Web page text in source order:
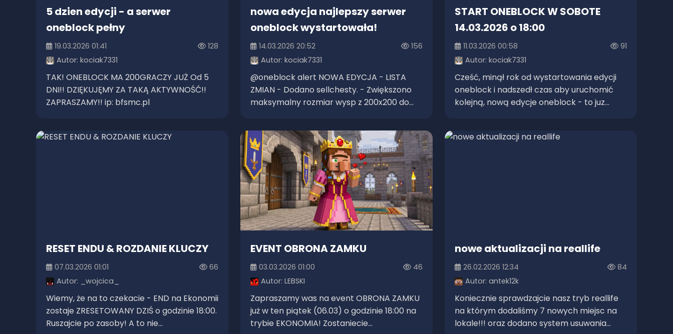
5 dzien edycji - a serwer
oneblock pełny
19.03.2026 01:41
128
Autor: kociak7331
TAK! ONEBLOCK MA 200GRACZY JUŻ Od 5
DNI!! DZIĘKUJĘMY ZA TAKĄ AKTYWNOŚĆ!!
ZAPRASZAMY!! ip: bfsmc.pl
nowa edycja najlepszy serwer
oneblock wystartowała!
14.03.2026 20:52
156
Autor: kociak7331
@oneblock alert NOWA EDYCJA - LISTA
ZMIAN - Dodano sellchesty. - Zwiększono
maksymalny rozmiar wysp z 200x200 do...
START ONEBLOCK W SOBOTE
14.03.2026 o 18:00
11.03.2026 00:58
91
Autor: kociak7331
Cześć, minął rok od wystartowania edycji
oneblock i nadszedł czas aby uruchomić
kolejną, nową edycje oneblock - to juz...
RESET ENDU & ROZDANIE KLUCZY
07.03.2026 01:01
66
Autor:
_wojcica_
Wiemy, że na to czekacie - END na Ekonomii
zostaje ZRESETOWANY DZIŚ o godzinie 18:00.
Ruszajcie po zasoby! A to nie...
EVENT OBRONA ZAMKU
03.03.2026 01:00
46
Autor: LEBSKI
Zapraszamy was na event OBRONA ZAMKU
już w ten piątek (06.03) o godzinie 18:00 na
trybie EKONOMIA! Zostaniecie...
nowe aktualizacji na reallife
26.02.2026 12:34
84
Autor: antek12k
Koniecznie sprawdzajcie nasz tryb reallife
na którym dodaliśmy 7 nowych miejsc na
lokale!!! oraz dodano system usuwania...